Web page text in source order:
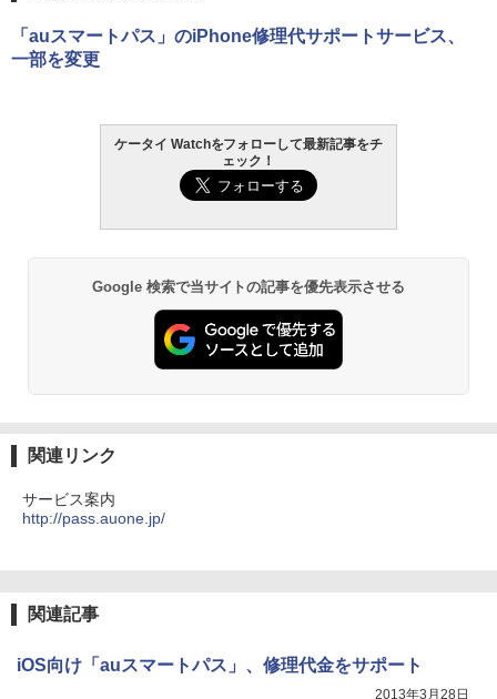
「auスマートパス」のiPhone修理代サポートサービス、
一部を変更
ケータイ Watchをフォローして最新記事をチ
ェック！
Google 検索で当サイトの記事を優先表示させる
関連リンク
サービス案内
http://pass.auone.jp/
関連記事
iOS向け「auスマートパス」、修理代金をサポート
2013年3月28日